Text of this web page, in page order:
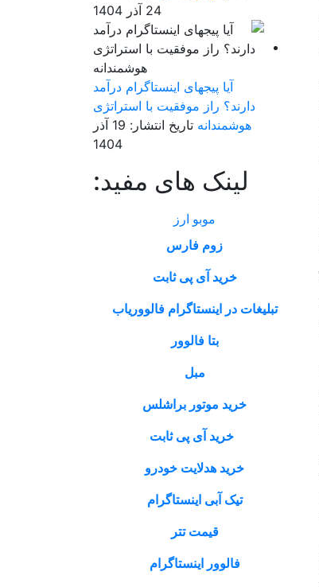
24 آذر 1404
آیا پیجهای اینستاگرام درآمد
دارند؟ راز موفقیت با استراتژی
هوشمندانه
تاریخ انتشار: 19 آذر
1404
لینک های مفید:
موبو ارز
زوم فارس
خرید آی پی ثابت
تبلیغات در اینستاگرام فالووریاب
بتا فالوور
مبل
خرید موتور براشلس
خرید آی پی ثابت
خرید هدلایت خودرو
تیک آبی اینستاگرام
قیمت تتر
فالوور اینستاگرام